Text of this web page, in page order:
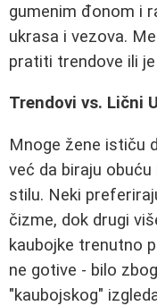
gumenim đonom i
ukrasa i vezova.
pratiti trendove ili
Trendovi vs. Lični
Mnoge žene ističu
već da biraju
stilu. Neki
čizme, dok drugi
kaubojke trenutno
ne gotive - bilo
"kaubojskog"